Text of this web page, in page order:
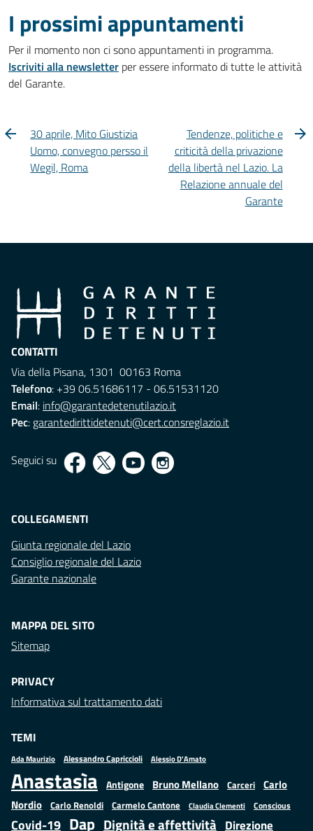
I prossimi appuntamenti
Per il momento non ci sono appuntamenti in programma.
Iscriviti alla newsletter per essere informato di tutte le attività
del Garante.
30 aprile, Mito Giustizia
Uomo, convegno persso il
Wegil, Roma
Tendenze, politiche e
criticità della privazione
della libertà nel Lazio. La
Relazione annuale del
Garante
CONTATTI
Via della Pisana, 1301 00163 Roma
Telefono: +39 06.51686117 - 06.51531120
Email: info@garantedetenutilazio.it
Pec: garantedirittidetenuti@cert.consreglazio.it
Seguici su
COLLEGAMENTI
Giunta regionale del Lazio
Consiglio regionale del Lazio
Garante nazionale
MAPPA DEL SITO
Sitemap
PRIVACY
Informativa sul trattamento dati
TEMI
Ada Maurizio Alessandro Capriccioli Alessio D'Amato
Anastasìa Antigone Bruno Mellano Carceri
Carlo
Nordio Carlo Renoldi Carmelo Cantone Claudia Clementi Conscious
Covid-19 Dap Dignità e affettività Direzione